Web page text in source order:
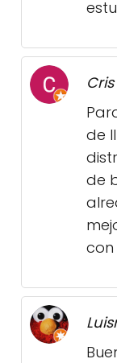
de
de
con